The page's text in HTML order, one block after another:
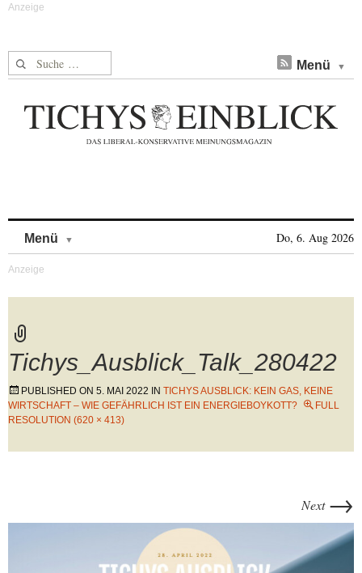
Suche nach: Menü
Menü Do, 6. Aug 2026
Tichys_Ausblick_Talk_280422
PUBLISHED ON 5. MAI 2022 IN TICHYS AUSBLICK: KEIN GAS, KEINE
WIRTSCHAFT – WIE GEFÄHRLICH IST EIN ENERGIEBOYKOTT?
FULL
RESOLUTION (620 × 413)
Next →